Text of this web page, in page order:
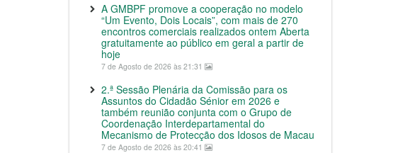
A GMBPF promove a cooperação no modelo
“Um Evento, Dois Locais”, com mais de 270
encontros comerciais realizados ontem Aberta
gratuitamente ao público em geral a partir de
hoje
7 de Agosto de 2026 às 21:31
2.ª Sessão Plenária da Comissão para os
Assuntos do Cidadão Sénior em 2026 e
também reunião conjunta com o Grupo de
Coordenação Interdepartamental do
Mecanismo de Protecção dos Idosos de Macau
7 de Agosto de 2026 às 20:41